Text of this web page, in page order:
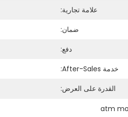
علامة تجارية:
ضمان:
دفع:
خدمة After-Sales:
القدرة على العرض:
atm